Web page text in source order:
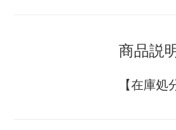
商品説
【在庫